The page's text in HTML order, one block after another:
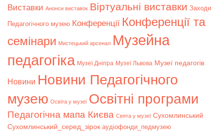
Bиставки Анонси виставок Віртуальні виставки Заходи
Педагогічного музею Конференції Конференції та
семінари Мистецький арсенал Музейна
педагогіка Музеї Дніпра Музеї Львова Музеї педагогів
Новини Новини Педагогічного
музею Освіта у музеї Освітні програми
Педагогічна мапа Києва Свята у музеї Сухомлинський
Сухомлинський_серед_зірок аудіофонди_педмузею